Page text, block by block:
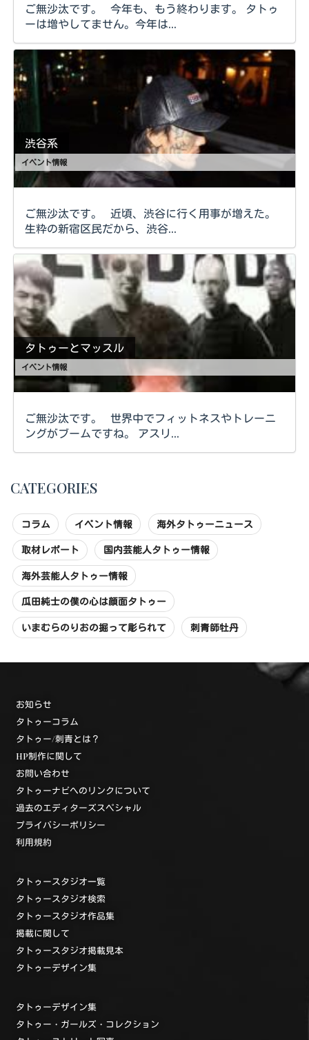
ご無沙汰です。 今年も、もう終わります。 タトゥ
ーは増やしてません。今年は...
渋谷系
イベント情報
ご無沙汰です。 近頃、渋谷に行く用事が増えた。
生粋の新宿区民だから、渋谷...
タトゥーとマッスル
イベント情報
ご無沙汰です。 世界中でフィットネスやトレーニ
ングがブームですね。 アスリ...
CATEGORIES
コラム イベント情報 海外タトゥーニュース
取材レポート 国内芸能人タトゥー情報
海外芸能人タトゥー情報
瓜田純士の僕の心は顔面タトゥー
いまむらのりおの掘って彫られて 刺青師牡丹
お知らせ
タトゥーコラム
タトゥー/刺青とは？
HP制作に関して
お問い合わせ
タトゥーナビへのリンクについて
過去のエディターズスペシャル
プライバシーポリシー
利用規約
タトゥースタジオ一覧
タトゥースタジオ検索
タトゥースタジオ作品集
掲載に関して
タトゥースタジオ掲載見本
タトゥーデザイン集
タトゥーデザイン集
タトゥー・ガールズ・コレクション